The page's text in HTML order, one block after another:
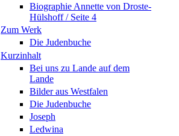
Biographie Annette von Droste-
Hülshoff / Seite 4
Zum Werk
Die Judenbuche
Kurzinhalt
Bei uns zu Lande auf dem
Lande
Bilder aus Westfalen
Die Judenbuche
Joseph
Ledwina